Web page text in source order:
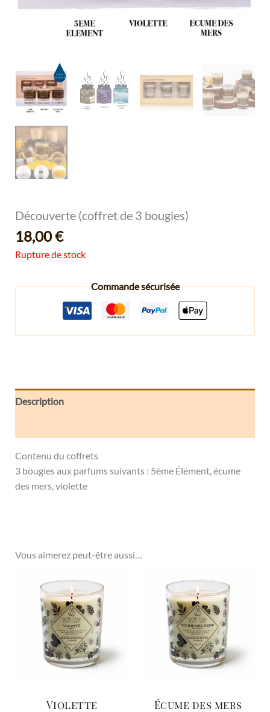
Découverte (coffret de 3 bougies)
18,00€
Rupture de stock
Commande sécurisée
Description
Contenu du coffrets
3 bougies aux parfums suivants : 5ème Élément, écume
des mers, violette
Vous aimerez peut-être aussi…
Violette Écume des mers